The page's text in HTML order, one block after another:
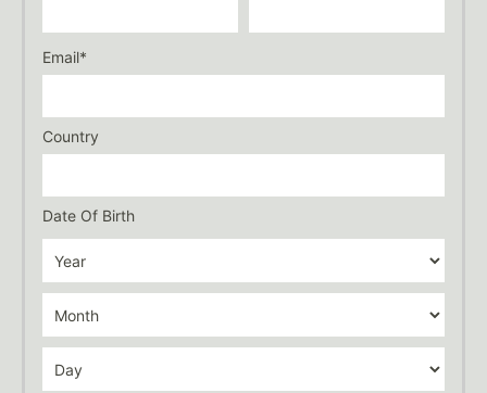
Email*
Country
Date Of Birth